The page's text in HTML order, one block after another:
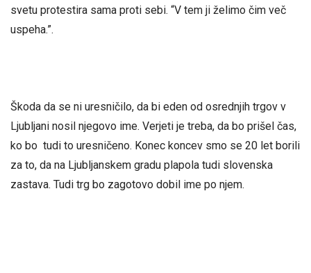
svetu protestira sama proti sebi. “V tem ji želimo čim več
uspeha.”.
Škoda da se ni uresničilo, da bi eden od osrednjih trgov v
Ljubljani nosil njegovo ime. Verjeti je treba, da bo prišel čas,
ko bo tudi to uresničeno. Konec koncev smo se 20 let borili
za to, da na Ljubljanskem gradu plapola tudi slovenska
zastava. Tudi trg bo zagotovo dobil ime po njem.